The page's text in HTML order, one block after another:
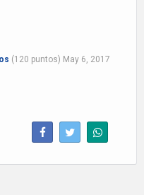
(120 puntos) May 6, 2017